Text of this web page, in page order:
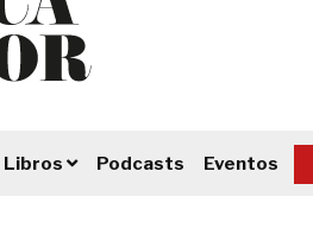
Libros Podcasts Eventos